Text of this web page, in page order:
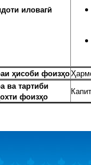
иловагӣ
ҳисоби фоизҳо
ва тартиби
фоизҳо